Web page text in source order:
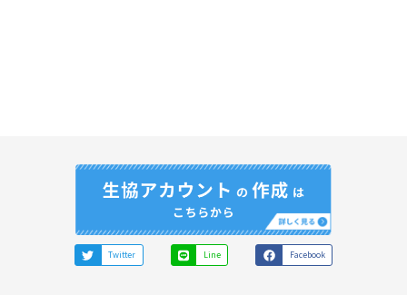
Twitter Line Facebook